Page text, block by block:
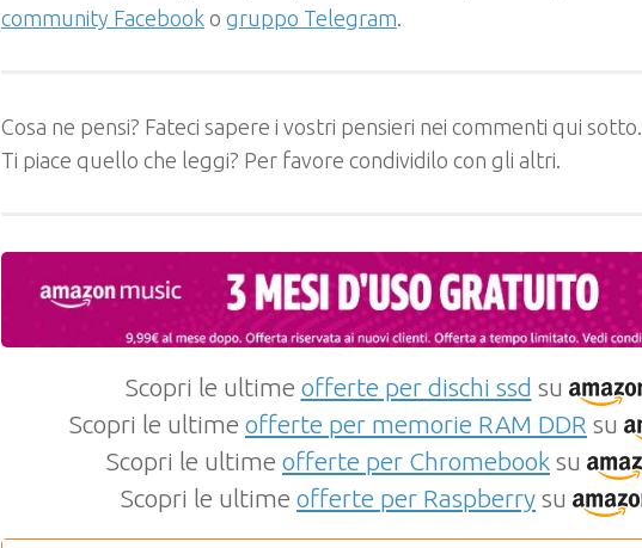
community Facebook o gruppo Telegram.
Cosa ne pensi? Fateci sapere i vostri pensieri nei commenti qui sotto.
Ti piace quello che leggi? Per favore condividilo con gli altri.
Scopri le ultime offerte per dischi ssd su
Scopri le ultime offerte per memorie RAM DDR su
Scopri le ultime offerte per Chromebook su
Scopri le ultime offerte per Raspberry su